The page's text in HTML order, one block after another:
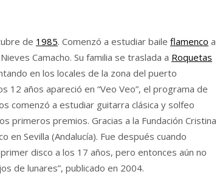
de 1985. Comenzó a estudiar baile flamenco a
Camacho. Su familia se traslada a Roquetas
en los locales de la zona del puerto
12 años apareció en “Veo Veo”, el programa de
comenzó a estudiar guitarra clásica y solfeo
primeros premios. Gracias a la Fundación Cristina
Sevilla (Andalucía). Fue después cuando
disco a los 17 años, pero entonces aún no
de lunares”, publicado en 2004.